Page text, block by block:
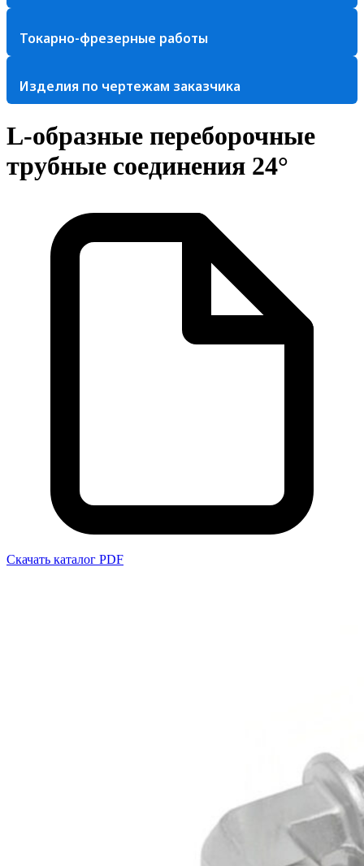
Токарно-фрезерные работы
Изделия по чертежам заказчика
L-образные переборочные
трубные соединения 24°
Скачать каталог PDF